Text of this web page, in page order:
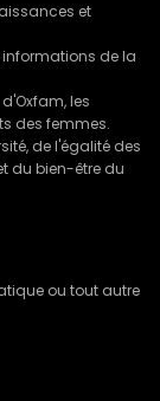
et
informations de la
les
des femmes.
de l'égalité des
du bien-être du
ou tout autre